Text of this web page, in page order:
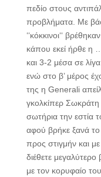
πεδίο στους
προβλήματα. Με
‘‘κόκκινοι‘‘
κάπου εκεί ήρθε η
και 3-2 μέσα σε
ενώ στο β’ μέρος
της η Generali
γκολκίπερ
σωτήρια την εστία
αφού βρήκε ξανά
προς στιγμήν και
διέθετε
με τον κορυφαίο